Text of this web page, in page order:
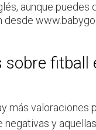
aunque puedes
desde
sobre fitball
más valoraciones
negativas y